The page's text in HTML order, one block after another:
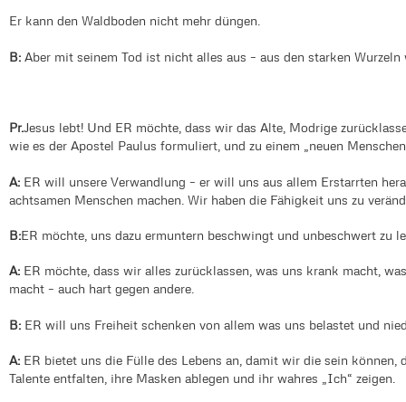
Er kann den Waldboden nicht mehr düngen.
B: Aber mit seinem Tod ist nicht alles aus – aus den starken Wurzeln
Pr.Jesus lebt! Und ER möchte, dass wir das Alte, Modrige
wie es der Apostel Paulus formuliert, und zu einem „neuen
A: ER will unsere Verwandlung – er will uns aus allem Erstarrten
achtsamen Menschen machen. Wir haben die Fähigkeit uns zu
B:ER möchte, uns dazu ermuntern beschwingt und unbeschwert zu
A: ER möchte, dass wir alles zurücklassen, was uns krank macht,
macht – auch hart gegen andere.
B: ER will uns Freiheit schenken von allem was uns belastet und
A: ER bietet uns die Fülle des Lebens an, damit wir die sein
Talente entfalten, ihre Masken ablegen und ihr wahres „Ich“ zeigen.